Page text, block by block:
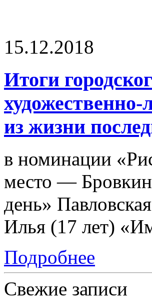
15.12.2018
Итоги
из жизни
в номинации
место —
день»
Илья (17 лет)
Подробнее
Свежие записи